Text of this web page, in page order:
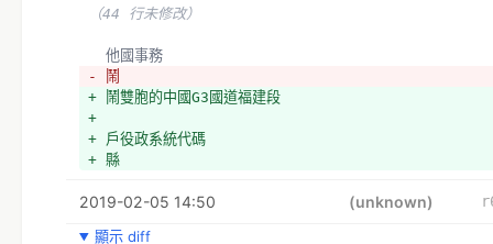
（44 行未修改）
  他國事務
- 鬧
+ 鬧雙胞的中國G3國道福建段
+
+ 戶役政系統代碼
+ 縣
2019-02-05 14:50 (unknown)
顯示 diff